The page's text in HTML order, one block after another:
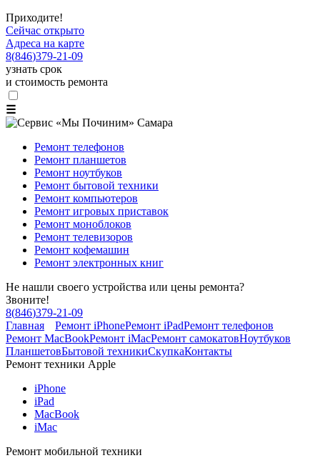
Приходите!
Сейчас открыто
Адреса на карте
8(846)379-21-09
узнать срок
и стоимость ремонта
☰
Ремонт телефонов
Ремонт планшетов
Ремонт ноутбуков
Ремонт бытовой техники
Ремонт компьютеров
Ремонт игровых приставок
Ремонт моноблоков
Ремонт телевизоров
Ремонт кофемашин
Ремонт электронных книг
Не нашли своего устройства или цены ремонта?
Звоните!
8(846)379-21-09
Главная
Ремонт iPhoneРемонт iPadРемонт телефонов
Ремонт MacBookРемонт iMacРемонт самокатовНоутбуков
ПланшетовБытовой техникиСкупкаКонтакты
Ремонт техники Apple
iPhone
iPad
MacBook
iMac
Ремонт мобильной техники